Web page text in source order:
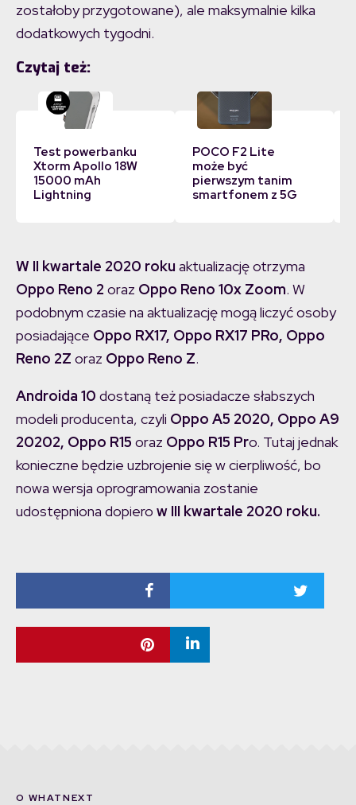
zostałoby przygotowane), ale maksymalnie kilka
dodatkowych tygodni.
Czytaj też:
Test powerbanku
Xtorm Apollo 18W
15000 mAh
Lightning
POCO F2 Lite
może być
pierwszym tanim
smartfonem z 5G
W II kwartale 2020 roku aktualizację otrzyma
Oppo Reno 2 oraz Oppo Reno 10x Zoom. W
podobnym czasie na aktualizację mogą liczyć osoby
posiadające Oppo RX17, Oppo RX17 PRo, Oppo
Reno 2Z oraz Oppo Reno Z.
Androida 10 dostaną też posiadacze słabszych
modeli producenta, czyli Oppo A5 2020, Oppo A9
20202, Oppo R15 oraz Oppo R15 Pro. Tutaj jednak
konieczne będzie uzbrojenie się w cierpliwość, bo
nowa wersja oprogramowania zostanie
udostępniona dopiero w III kwartale 2020 roku.
O WHATNEXT